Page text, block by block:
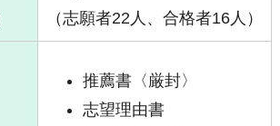
（志願者22人、合格者16人）
推薦書〈厳封〉
志望理由書